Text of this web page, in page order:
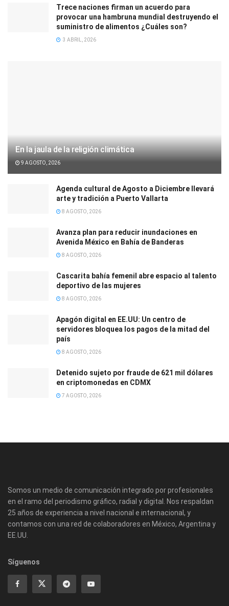
Trece naciones firman un acuerdo para
provocar una hambruna mundial destruyendo el
suministro de alimentos ¿Cuáles son?
3 ABRIL, 2026
En la jaula de la religión climática
9 AGOSTO, 2026
Agenda cultural de Agosto a Diciembre llevará
arte y tradición a Puerto Vallarta
8 AGOSTO, 2026
Avanza plan para reducir inundaciones en
Avenida México en Bahía de Banderas
8 AGOSTO, 2026
Cascarita bahía femenil abre espacio al talento
deportivo de las mujeres
8 AGOSTO, 2026
Apagón digital en EE.UU: Un centro de
servidores bloquea los pagos de la mitad del
país
8 AGOSTO, 2026
Detenido sujeto por fraude de 621 mil dólares
en criptomonedas en CDMX
7 AGOSTO, 2026
Somos un medio de comunicación integrado por profesionales
en el ramo del periodismo gráfico, radial y digital. Nos respaldan
25 años de experiencia a nivel nacional e internacional, y
contamos con una red de colaboradores en México, Argentina y
EE.UU.
Síguenos